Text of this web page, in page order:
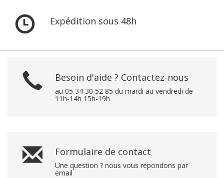
Expédition sous 48h
Besoin d'aide ? Contactez-nous
au 05 34 30 52 85 du mardi au vendredi de
11h-14h 15h-19h
Formulaire de contact
Une question ? nous vous répondons par
email